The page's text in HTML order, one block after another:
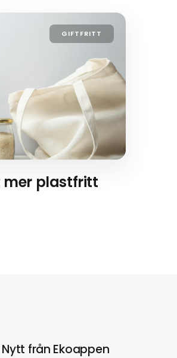
GIFTFRITT
mer plastfritt
Nytt från Ekoappen